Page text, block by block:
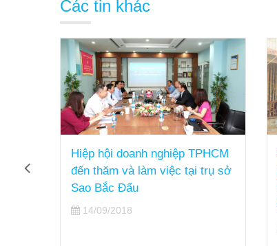
Các tin khác
Hiệp hội doanh nghiệp TPHCM
đến thăm và làm việc tại trụ sở
Sao Bắc Đẩu
14/09/2018